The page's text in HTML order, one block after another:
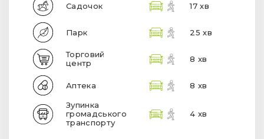
Садочок 17 хв
Парк 25 хв
Торговий
центр
8 хв
Аптека 8 хв
Зупинка
громадського
транспорту
4 хв